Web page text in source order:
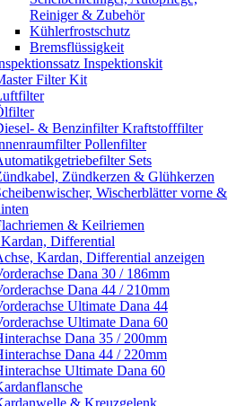
Reiniger & Zubehör
Kühlerfrostschutz
Bremsflüssigkeit
Inspektionskit
Filter Kit
& Benzinfilter Kraftstofffilter
Pollenfilter
Sets
Zündkerzen & Glühkerzen
Wischerblätter vorne &
& Keilriemen
Differential
Kardan, Differential anzeigen
Dana 30 / 186mm
Dana 44 / 210mm
Ultimate Dana 44
Ultimate Dana 60
Dana 35 / 200mm
Dana 44 / 220mm
Ultimate Dana 60
& Kreuzgelenk